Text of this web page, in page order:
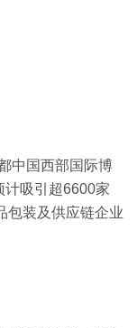
中国西部国际博
计吸引超6600家
包装及供应链企业